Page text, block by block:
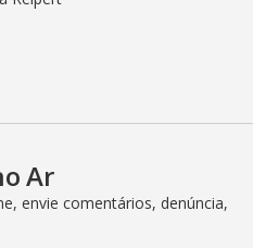
Ar
envie comentários, denúncia,